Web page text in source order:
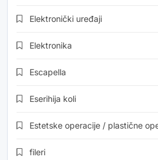
Elektronički uređaji
Elektronika
Escapella
Eserihija koli
Estetske operacije / plastične
fileri